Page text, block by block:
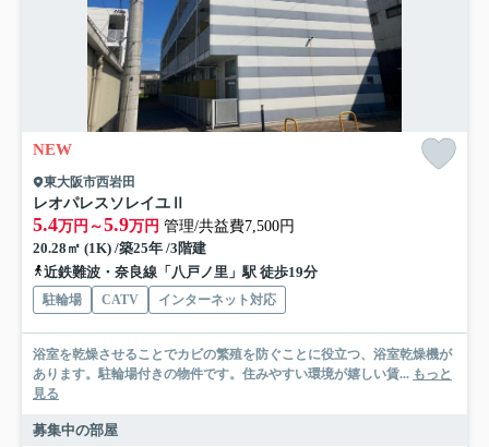
NEW
東大阪市西岩田
レオパレスソレイユⅡ
5.4万円～5.9万円 管理/共益費7,500円
20.28㎡ (1K) /築25年 /3階建
近鉄難波・奈良線「八戸ノ里」駅 徒歩19分
駐輪場 CATV インターネット対応
浴室を乾燥させることでカビの繁殖を防ぐことに役立つ、浴室乾燥機が
あります。駐輪場付きの物件です。住みやすい環境が嬉しい賃... もっと
見る
募集中の部屋